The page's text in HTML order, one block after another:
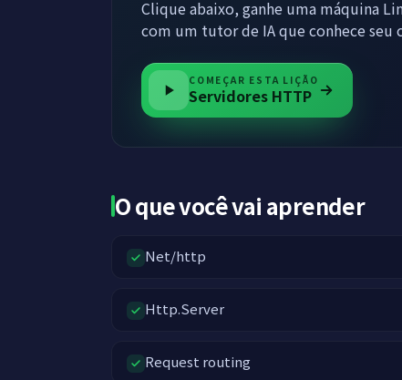
Clique abaixo, ganhe uma máquina
com um tutor de IA que conhece seu
COMEÇAR ESTA LIÇÃO
Servidores HTTP
O que você vai aprender
Net/http
Http.Server
Request routing